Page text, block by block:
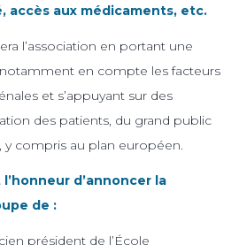
accès aux médicaments, etc.
l’association en portant une
en compte les facteurs
et s’appuyant sur des
des patients, du grand public
y compris au plan européen.
d’annoncer la
de :
président de l’École